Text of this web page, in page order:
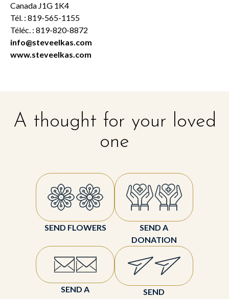
Canada J1G 1K4
Tél. : 819-565-1155
Téléc. : 819-820-8872
info@steveelkas.com
www.steveelkas.com
A thought for your loved
one
SEND FLOWERS
SEND A
DONATION
SEND A
SEND